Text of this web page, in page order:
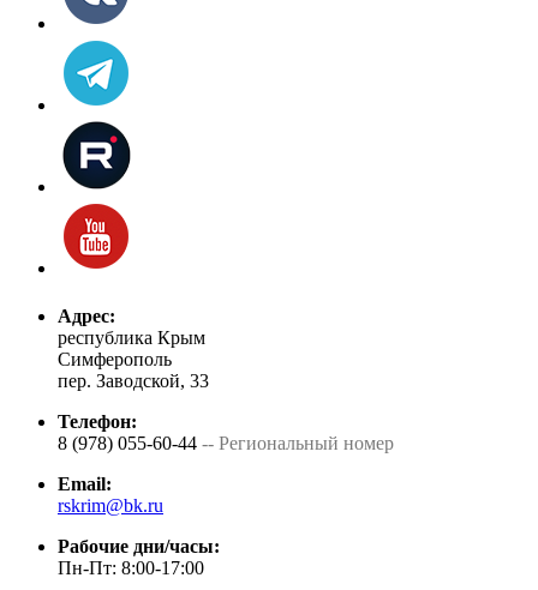
Адрес:
республика Крым
Симферополь
пер. Заводской, 33
Телефон:
8 (978) 055-60-44 -- Региональный номер
Email:
rskrim@bk.ru
Рабочие дни/часы:
Пн-Пт: 8:00-17:00